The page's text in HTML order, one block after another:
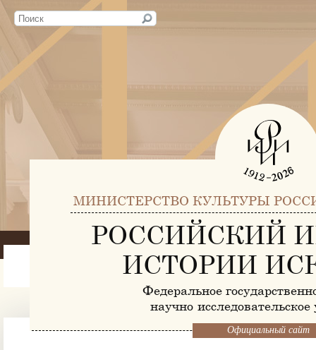
МИНИСТЕРСТВО КУЛЬТУРЫ
РОССИЙСКИЙ
ИСТОРИИ
Федеральное
научно-
Официальный сайт